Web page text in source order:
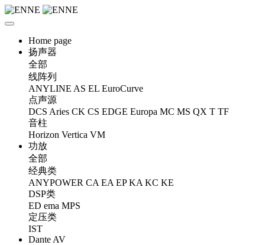
Home page
扬声器
全部
线阵列
ANYLINE AS EL EuroCurve
点声源
DCS Aries CK CS EDGE Europa MC MS QX T TF
音柱
Horizon Vertica VM
功放
全部
经典类
ANYPOWER CA EA EP KA KC KE
DSP类
ED ema MPS
定压类
IST
Dante AV